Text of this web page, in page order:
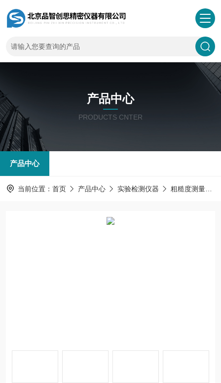
产品中心
PRODUCTS CNTER
产品中心
当前位置： 首页 产品中心 实验检测仪器 粗糙度测量仪